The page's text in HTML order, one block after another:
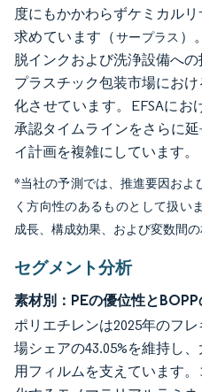
度にもかかわらずケミカル
求めています（サープラス ）
脱インクおよび洗浄設備へ
プラスチック包装市場にお
化させています。EFSAに
承認タイムラインをさらに
イ計画を複雑にしています。
*当社の予測では、推進要因およ
く方向性のあるものとして扱い
成長、構成効果、および変数間
セグメント分析
素材別：PEの優位性と
ポリエチレンは2025年のフ
場シェアの43.05%を維持し
用フィルムを支えています